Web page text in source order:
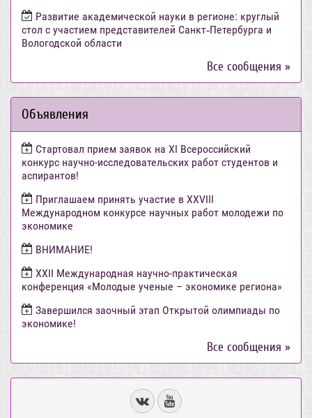
Развитие академической науки в регионе: круглый
стол с участием представителей Санкт‑Петербурга и
Вологодской области
Все сообщения »
Объявления
Стартовал прием заявок на XI Всероссийский
конкурс научно-исследовательских работ студентов и
аспирантов!
Приглашаем принять участие в XXVIII
Международном конкурсе научных работ молодежи по
экономике
ВНИМАНИЕ!
ХХII Международная научно-практическая
конференция «Молодые ученые – экономике региона»
Завершился заочный этап Открытой олимпиады по
экономике!
Все сообщения »